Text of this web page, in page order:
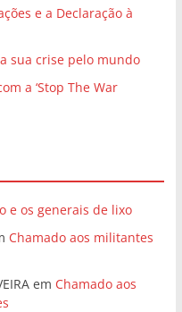
e a Declaração à
sua crise pelo mundo
a ‘Stop The War
e os generais de lixo
Chamado aos militantes
em Chamado aos